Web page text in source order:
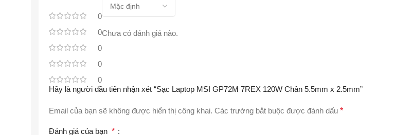
0
0
0
0
0
Chưa có đánh giá nào.
Hãy là người đầu tiên nhận xét “Sạc Laptop MSI GP72M 7REX 120W Chân 5.5mm x 2.5mm”
Email của bạn sẽ không được hiển thị công khai. Các trường bắt buộc được đánh dấu *
Đánh giá của bạn *